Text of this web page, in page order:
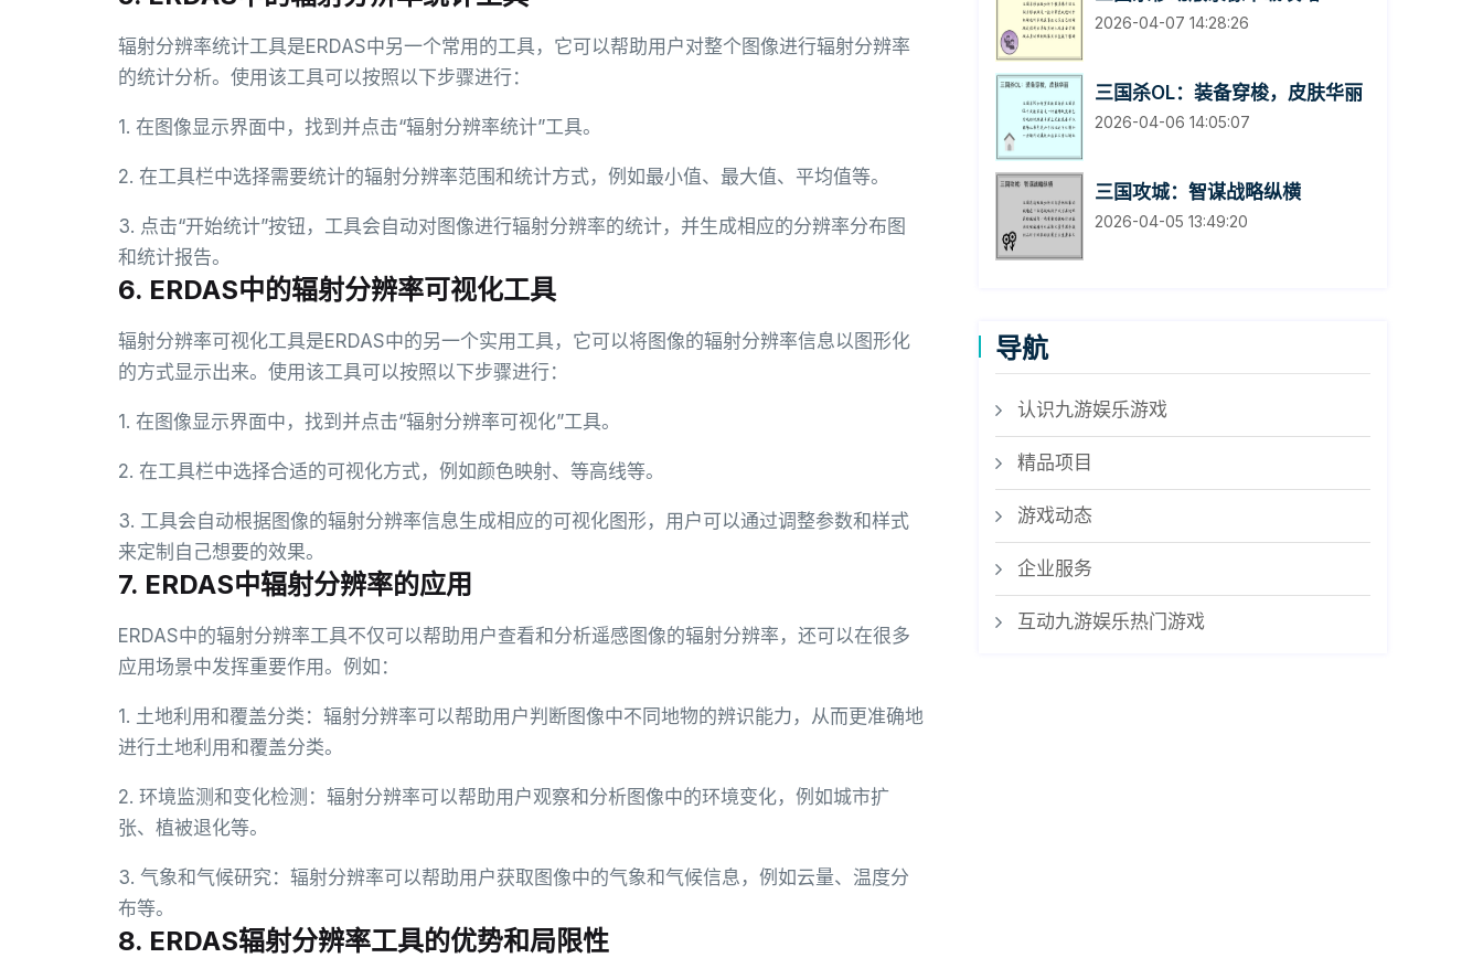
辐射分辨率统计工具是ERDAS中另一个常用的工具，它可以帮助用户对整个图像进行辐射分辨率
的统计分析。使用该工具可以按照以下步骤进行：
1. 在图像显示界面中，找到并点击“辐射分辨率统计”工具。
2. 在工具栏中选择需要统计的辐射分辨率范围和统计方式，例如最小值、最大值、平均值等。
3. 点击“开始统计”按钮，工具会自动对图像进行辐射分辨率的统计，并生成相应的分辨率分布图
和统计报告。
6. ERDAS中的辐射分辨率可视化工具
辐射分辨率可视化工具是ERDAS中的另一个实用工具，它可以将图像的辐射分辨率信息以图形化
的方式显示出来。使用该工具可以按照以下步骤进行：
1. 在图像显示界面中，找到并点击“辐射分辨率可视化”工具。
2. 在工具栏中选择合适的可视化方式，例如颜色映射、等高线等。
3. 工具会自动根据图像的辐射分辨率信息生成相应的可视化图形，用户可以通过调整参数和样式
来定制自己想要的效果。
7. ERDAS中辐射分辨率的应用
ERDAS中的辐射分辨率工具不仅可以帮助用户查看和分析遥感图像的辐射分辨率，还可以在很多
应用场景中发挥重要作用。例如：
1. 土地利用和覆盖分类：辐射分辨率可以帮助用户判断图像中不同地物的辨识能力，从而更准确地
进行土地利用和覆盖分类。
2. 环境监测和变化检测：辐射分辨率可以帮助用户观察和分析图像中的环境变化，例如城市扩
张、植被退化等。
3. 气象和气候研究：辐射分辨率可以帮助用户获取图像中的气象和气候信息，例如云量、温度分
布等。
8. ERDAS辐射分辨率工具的优势和局限性
2026-04-07 14:28:26
三国杀OL：装备穿梭，皮肤华丽
2026-04-06 14:05:07
三国攻城：智谋战略纵横
2026-04-05 13:49:20
导航
认识九游娱乐游戏
精品项目
游戏动态
企业服务
互动九游娱乐热门游戏